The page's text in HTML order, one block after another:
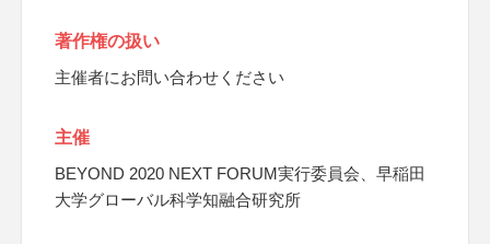
著作権の扱い
主催者にお問い合わせください
主催
BEYOND 2020 NEXT FORUM実行委員会、早稲田
大学グローバル科学知融合研究所